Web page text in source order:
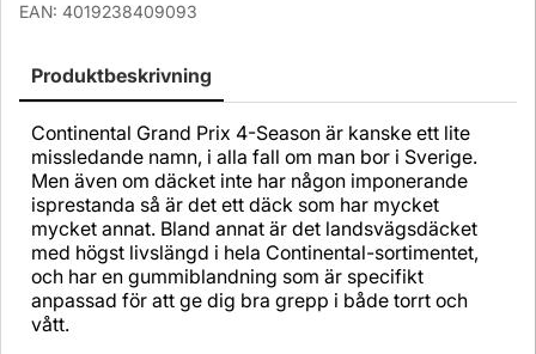
EAN: 4019238409093
Produktbeskrivning
Continental Grand Prix 4-Season är kanske ett lite
missledande namn, i alla fall om man bor i Sverige.
Men även om däcket inte har någon imponerande
isprestanda så är det ett däck som har mycket
mycket annat. Bland annat är det landsvägsdäcket
med högst livslängd i hela Continental-sortimentet,
och har en gummiblandning som är specifikt
anpassad för att ge dig bra grepp i både torrt och
vått.